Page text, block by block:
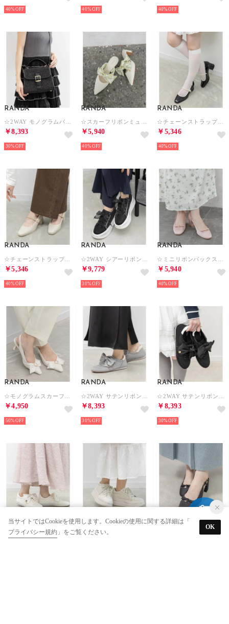
40% 40% 40%
RANDA
￥8,393
30%
RANDA
￥5,940
40%
RANDA
￥5,346
40%
RANDA
￥5,346
40%
RANDA
￥9,779
30%
RANDA
￥5,940
40%
RANDA
￥4,950
50%
RANDA
￥8,393
30%
RANDA
￥8,393
30%
RANDA
☆2WAY サテンリボンロープロファイルスニーカー （IVORY）
RANDA RANDA
☆ミニリボンバックストラップパンプス （BLACK）
当サイトではCookieを使用します。Cookieの使用に関する詳細は「
プライバシー規約 」をご覧ください。
OK